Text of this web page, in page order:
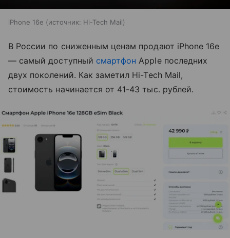
iPhone 16e источник: Hi-Tech Mail
В России по сниженным ценам продают iPhone 16e
— самый доступный смартфон Apple последних
двух поколений. Как заметил Hi-Tech Mail,
стоимость начинается от 41-43 тыс. рублей.